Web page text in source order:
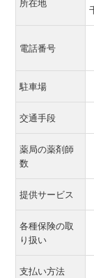
電話番号
駐車場
交通手段
薬局の薬剤師
数
提供サービス
各種保険の取
り扱い
支払い方法